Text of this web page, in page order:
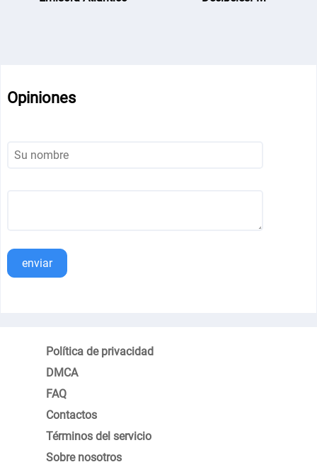
Opiniones
enviar
Política de privacidad
DMCA
FAQ
Contactos
Términos del servicio
Sobre nosotros